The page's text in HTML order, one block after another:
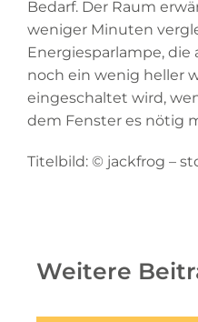
Bedarf. Der Raum
weniger Minuten
Energiesparlampe, die
noch ein wenig heller
eingeschaltet wird,
dem Fenster es nötig
Titelbild: © jackfrog –
Weitere